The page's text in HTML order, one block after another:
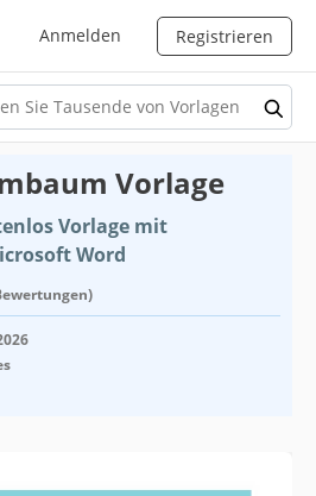
Anmelden Registrieren
Vorlage
Vorlage mit
Word